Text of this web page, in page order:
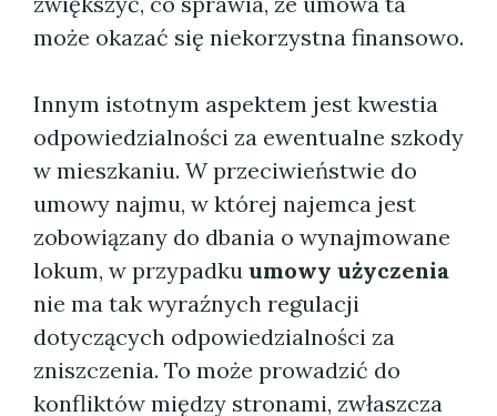
może okazać się niekorzystna finansowo.
Innym istotnym aspektem jest kwestia
odpowiedzialności za ewentualne szkody
w mieszkaniu. W przeciwieństwie do
umowy najmu, w której najemca jest
zobowiązany do dbania o wynajmowane
lokum, w przypadku umowy użyczenia
nie ma tak wyraźnych regulacji
dotyczących odpowiedzialności za
zniszczenia. To może prowadzić do
konfliktów między stronami, zwłaszcza